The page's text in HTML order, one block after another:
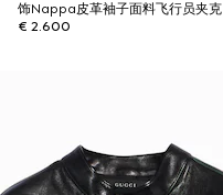
饰Nappa皮革袖子面料飞行员夹克
€ 2.600